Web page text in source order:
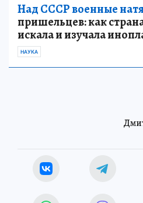
Над СССР военные
пришельцев: как
искала и изучала
НАУКА